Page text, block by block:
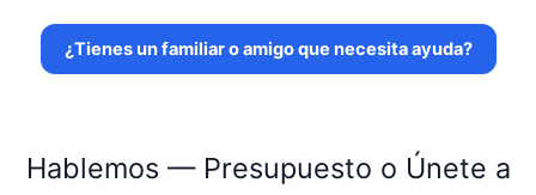
¿Tienes un familiar o amigo que necesita ayuda?
Hablemos — Presupuesto o Únete a